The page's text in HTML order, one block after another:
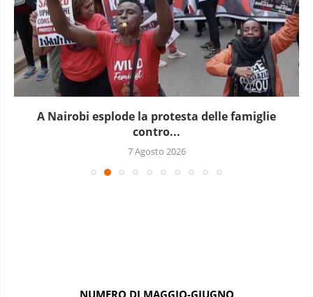
In Guinea è in corso un nuovo blocco...
7 Agosto 2026